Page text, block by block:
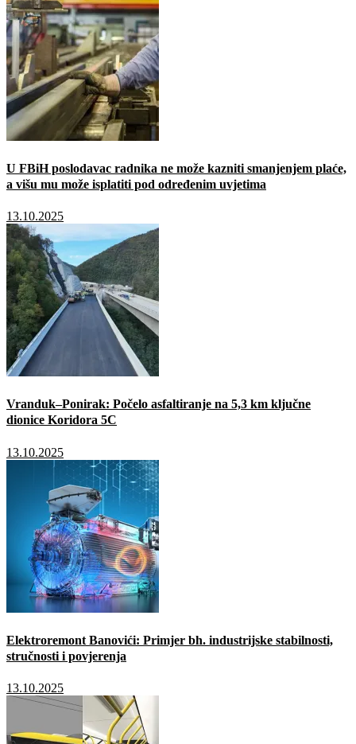
U FBiH poslodavac radnika ne može kazniti smanjenjem plaće,
a višu mu može isplatiti pod određenim uvjetima
13.10.2025
Vranduk–Ponirak: Počelo asfaltiranje na 5,3 km ključne
dionice Koridora 5C
13.10.2025
Elektroremont Banovići: Primjer bh. industrijske stabilnosti,
stručnosti i povjerenja
13.10.2025